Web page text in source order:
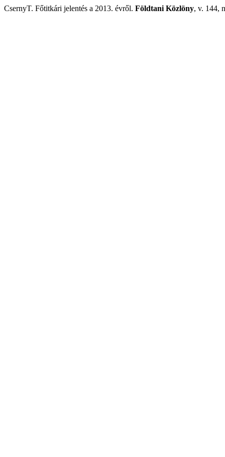
CsernyT. Főtitkári jelentés a 2013. évről. Földtani Közlöny, v. 144,